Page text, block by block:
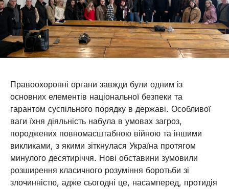
Правоохоронні органи завжди були одним із
основних елементів національної безпеки та
гарантом суспільного порядку в державі. Особливої
ваги їхня діяльність набула в умовах загроз,
породжених повномасштабною війною та іншими
викликами, з якими зіткнулася Україна протягом
минулого десятиріччя. Нові обставини зумовили
розширення класичного розуміння боротьби зі
злочинністю, адже сьогодні це, насамперед, протидія